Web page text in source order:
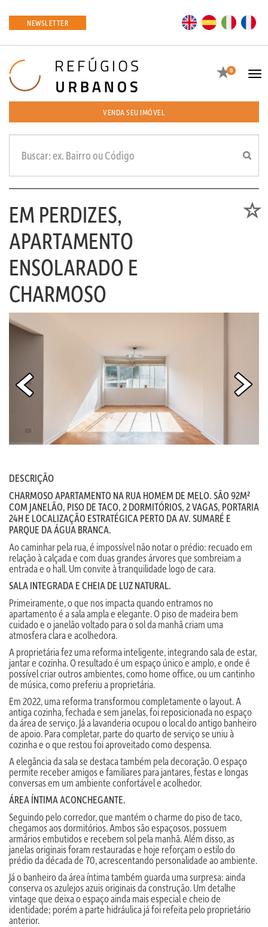
NEWSLETTER EN ES
Favoritos
0
VENDA SEU IMÓVEL
EM PERDIZES,
APARTAMENTO
ENSOLARADO E
CHARMOSO
DESCRIÇÃO
CHARMOSO APARTAMENTO NA RUA HOMEM DE MELO. SÃO 92M²
COM JANELÃO, PISO DE TACO, 2 DORMITÓRIOS, 2 VAGAS, PORTARIA
24H E LOCALIZAÇÃO ESTRATÉGICA PERTO DA AV. SUMARÉ E
PARQUE DA ÁGUA BRANCA.
Ao caminhar pela rua, é impossível não notar o prédio: recuado em
relação à calçada e com duas grandes árvores que sombreiam a
entrada e o hall. Um convite à tranquilidade logo de cara.
SALA INTEGRADA E CHEIA DE LUZ NATURAL.
Primeiramente, o que nos impacta quando entramos no
apartamento é a sala ampla e elegante. O piso de madeira bem
cuidado e o janelão voltado para o sol da manhã criam uma
atmosfera clara e acolhedora.
A proprietária fez uma reforma inteligente, integrando sala de estar,
jantar e cozinha. O resultado é um espaço único e amplo, e onde é
possível criar outros ambientes, como home office, ou um cantinho
de música, como preferiu a proprietária.
Em 2022, uma reforma transformou completamente o layout. A
antiga cozinha, fechada e sem janelas, foi reposicionada no espaço
da área de serviço. Já a lavanderia ocupou o local do antigo banheiro
de apoio. Para completar, parte do quarto de serviço se uniu à
cozinha e o que restou foi aproveitado como despensa.
A elegância da sala se destaca também pela decoração. O espaço
permite receber amigos e familiares para jantares, festas e longas
conversas em um ambiente confortável e acolhedor.
ÁREA ÍNTIMA ACONCHEGANTE.
Seguindo pelo corredor, que mantém o charme do piso de taco,
chegamos aos dormitórios. Ambos são espaçosos, possuem
armários embutidos e recebem sol pela manhã. Além disso, as
janelas originais foram restauradas e hoje reforçam o estilo do
prédio da década de 70, acrescentando personalidade ao ambiente.
Já o banheiro da área íntima também guarda uma surpresa: ainda
conserva os azulejos azuis originais da construção. Um detalhe
vintage que deixa o espaço ainda mais especial e cheio de
identidade; porém a parte hidráulica já foi refeita pelo proprietário
anterior.